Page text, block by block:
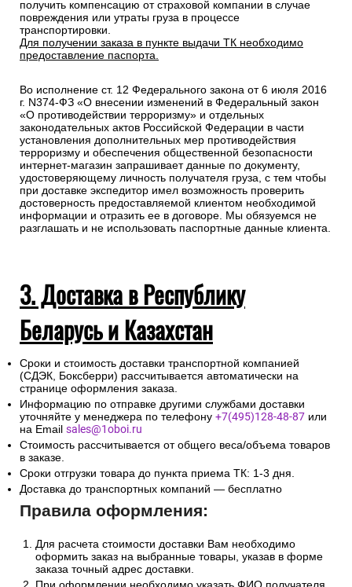
получить компенсацию от страховой компании в случае
повреждения или утраты груза в процессе
транспортировки.
Для получении заказа в пункте выдачи ТК необходимо
предоставление паспорта.
Во исполнение ст. 12 Федерального закона от 6 июля 2016
г. N374-ФЗ «О внесении изменений в Федеральный закон
«О противодействии терроризму» и отдельных
законодательных актов Российской Федерации в части
установления дополнительных мер противодействия
терроризму и обеспечения общественной безопасности
интернет-магазин запрашивает данные по документу,
удостоверяющему личность получателя груза, с тем чтобы
при доставке экспедитор имел возможность проверить
достоверность предоставляемой клиентом необходимой
информации и отразить ее в договоре. Мы обязуемся не
разглашать и не использовать паспортные данные клиента.
3. Доставка в Республику
Беларусь и Казахстан
Сроки и стоимость доставки транспортной компанией
(СДЭК, Боксберри) рассчитывается автоматически на
странице оформления заказа.
Информацию по отправке другими службами доставки
уточняйте у менеджера по телефону +7(495)128-48-87 или
на Email sales@1oboi.ru
Стоимость рассчитывается от общего веса/объема товаров
в заказе.
Сроки отгрузки товара до пункта приема ТК: 1-3 дня.
Доставка до транспортных компаний — бесплатно
Правила оформления:
Для расчета стоимости доставки Вам необходимо
оформить заказ на выбранные товары, указав в форме
заказа точный адрес доставки.